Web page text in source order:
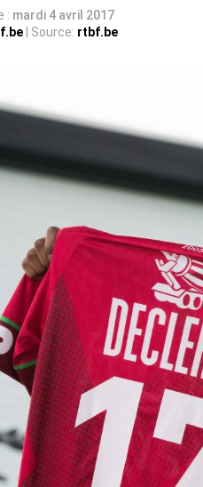
: mardi 4 avril 2017
| Source: rtbf.be